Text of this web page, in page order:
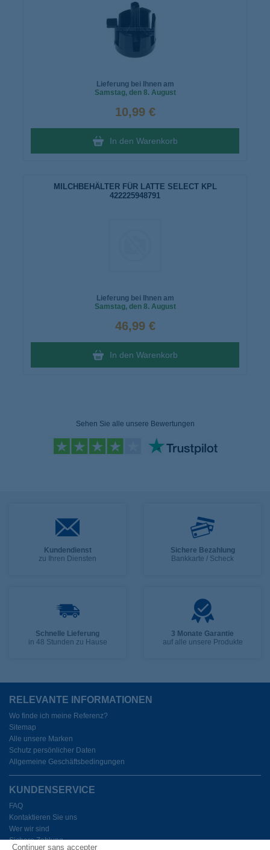
Continuer sans accepter
Lieferung bei Ihnen am
Samstag, den 8. August
10,99 €
In den Warenkorb
MILCHBEHÄLTER FÜR LATTE SELECT KPL
422225948791
Lieferung bei Ihnen am
Samstag, den 8. August
46,99 €
In den Warenkorb
Sehen Sie alle unsere Bewertungen
Kundendienst
zu Ihren Diensten
Sichere Bezahlung
Bankkarte / Scheck
Schnelle Lieferung
in 48 Stunden zu Hause
3 Monate Garantie
auf alle unsere Produkte
RELEVANTE INFORMATIONEN
Wo finde ich meine Referenz?
Sitemap
Alle unsere Marken
Schutz persönlicher Daten
Allgemeine Geschäftsbedingungen
KUNDENSERVICE
FAQ
Kontaktieren Sie uns
Wer wir sind
Sichere Zahlung